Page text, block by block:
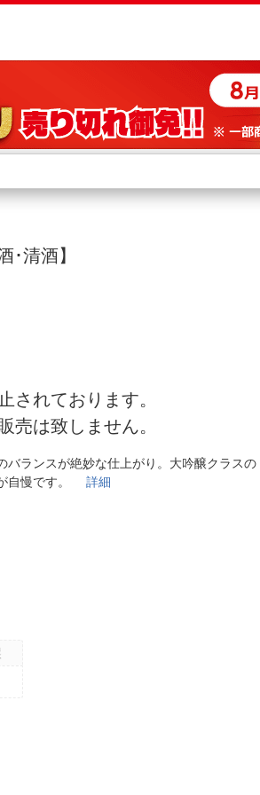
店舗サービス
ネット取り置き
･清酒】
されております。
売は致しません。
バランスが絶妙な仕上がり。大吟醸クラスの
が自慢です。詳細